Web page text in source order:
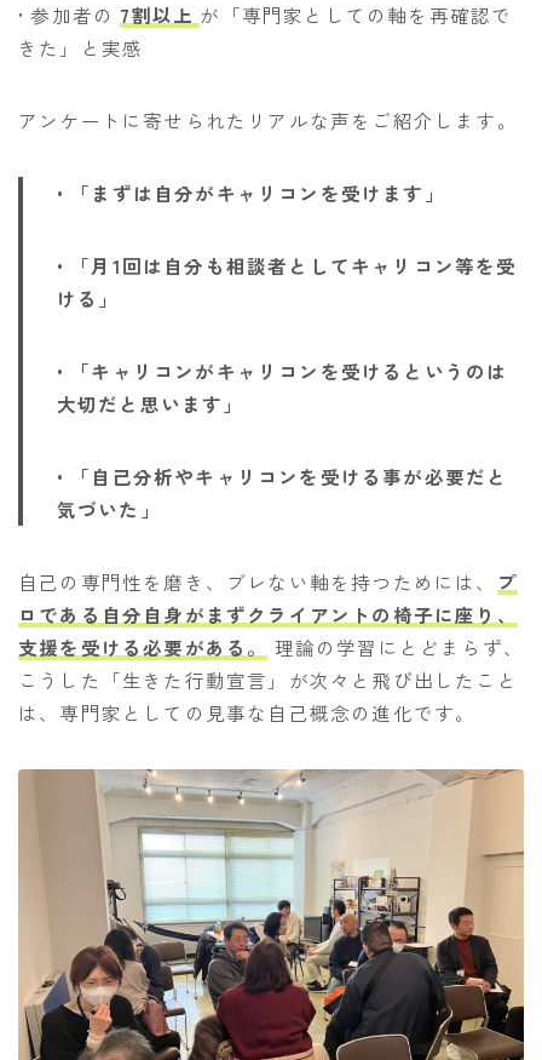
• 参加者の 7割以上 が「専門家としての軸を再確認で
きた」と実感
アンケートに寄せられたリアルな声をご紹介します。
• 「まずは自分がキャリコンを受けます」
• 「月1回は自分も相談者としてキャリコン等を受
ける」
• 「キャリコンがキャリコンを受けるというのは
大切だと思います」
• 「自己分析やキャリコンを受ける事が必要だと
気づいた」
自己の専門性を磨き、ブレない軸を持つためには、
プ
ロである自分自身がまずクライアントの椅子に座り、
支援を受ける必要がある。
理論の学習にとどまらず、
こうした「生きた行動宣言」が次々と飛び出したこと
は、専門家としての見事な自己概念の進化です。